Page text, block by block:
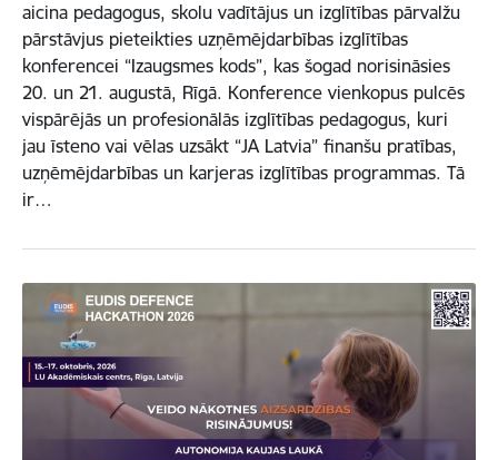
aicina pedagogus, skolu vadītājus un izglītības pārvalžu
pārstāvjus pieteikties uzņēmējdarbības izglītības
konferencei “Izaugsmes kods”, kas šogad norisināsies
20. un 21. augustā, Rīgā. Konference vienkopus pulcēs
vispārējās un profesionālās izglītības pedagogus, kuri
jau īsteno vai vēlas uzsākt “JA Latvia” finanšu pratības,
uzņēmējdarbības un karjeras izglītības programmas. Tā
ir…